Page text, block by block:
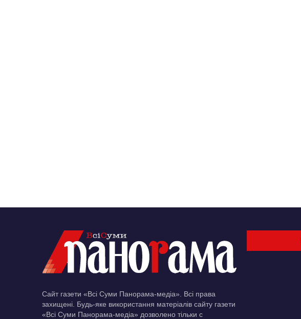
Сайт газети «Всі Суми Панорама-медіа». Всі права
захищені. Будь-яке використання матеріалів сайту газети
«Всі Суми Панорама-медіа» дозволено тільки c